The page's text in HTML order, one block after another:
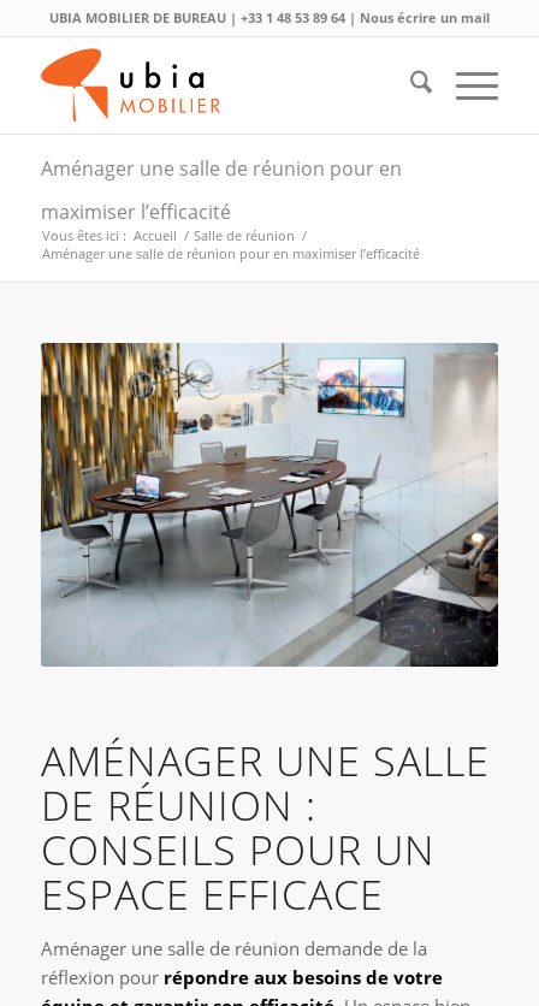
UBIA MOBILIER DE BUREAU | +33 1 48 53 89 64| Nous écrire un mail
Aménager une salle de réunion pour en
maximiser l’efficacité
Vous êtes ici : Accueil / Salle de réunion /
Aménager une salle de réunion pour en maximiser l’efficacité
AMÉNAGER UNE SALLE
DE RÉUNION :
CONSEILS POUR UN
ESPACE EFFICACE
Aménager une salle de réunion demande de la
réflexion pour répondre aux besoins de votre